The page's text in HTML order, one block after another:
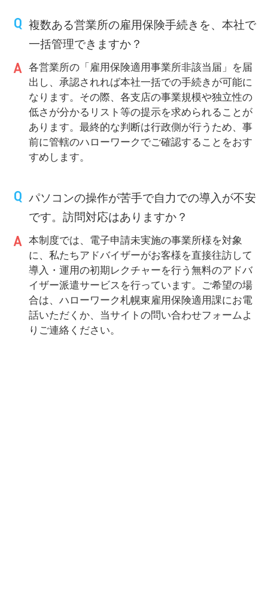
複数ある営業所の雇用保険手続きを、本社で
一括管理できますか？
各営業所の「雇用保険適用事業所非該当届」を届
出し、承認されれば本社一括での手続きが可能に
なります。その際、各支店の事業規模や独立性の
低さが分かるリスト等の提示を求められることが
あります。最終的な判断は行政側が行うため、事
前に管轄のハローワークでご確認することをおす
すめします。
パソコンの操作が苦手で自力での導入が不安
です。訪問対応はありますか？
本制度では、電子申請未実施の事業所様を対象
に、私たちアドバイザーがお客様を直接往訪して
導入・運用の初期レクチャーを行う無料のアドバ
イザー派遣サービスを行っています。ご希望の場
合は、ハローワーク札幌東雇用保険適用課にお電
話いただくか、当サイトの問い合わせフォームよ
りご連絡ください。